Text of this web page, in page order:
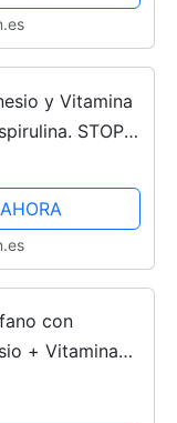
y Vitamina
STOP
resta estrés en
con
+ Vitamina
- 1,78mg de